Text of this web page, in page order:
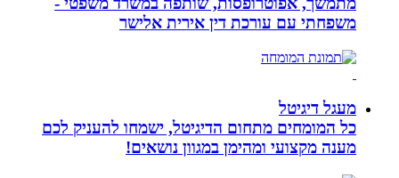
משפחתי עם עורכת דין אירית אלישר
מעגל דיגיטל
כל המומחים מתחום הדיגיטל, ישמחו להעניק לכם
מענה מקצועי ומהימן במגוון נושאים!